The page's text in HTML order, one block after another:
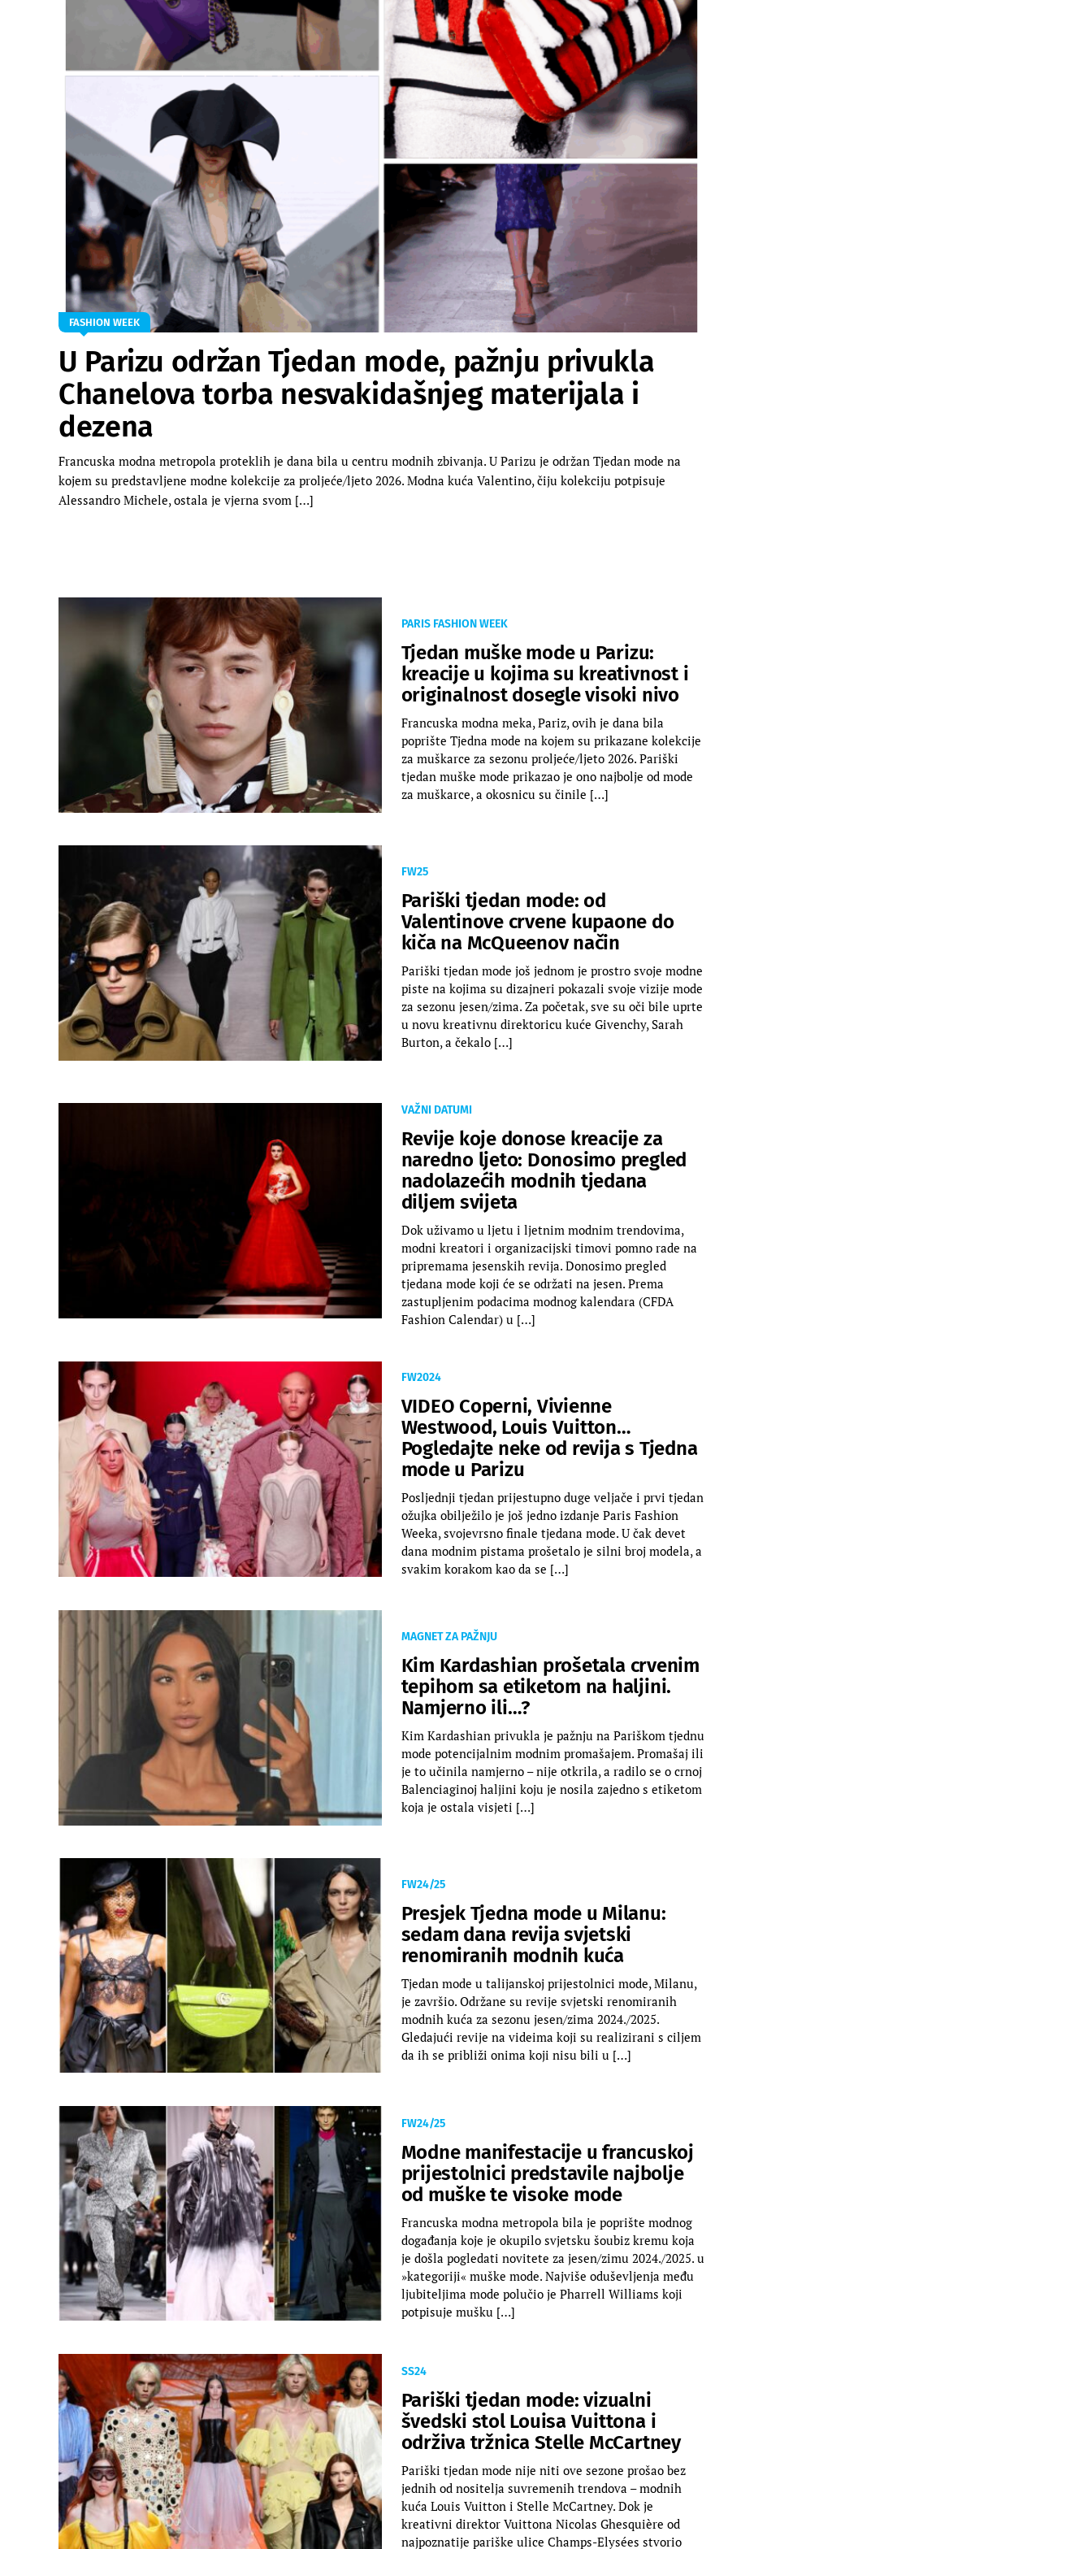
FASHION WEEK
U Parizu održan Tjedan mode, pažnju privukla
Chanelova torba nesvakidašnjeg materijala i
dezena
Francuska modna metropola proteklih je dana bila u centru modnih zbivanja. U Parizu je održan Tjedan mode na
kojem su predstavljene modne kolekcije za proljeće/ljeto 2026. Modna kuća Valentino, čiju kolekciju potpisuje
Alessandro Michele, ostala je vjerna svom […]
PARIS FASHION WEEK
Tjedan muške mode u Parizu:
kreacije u kojima su kreativnost i
originalnost dosegle visoki nivo
Francuska modna meka, Pariz, ovih je dana bila
poprište Tjedna mode na kojem su prikazane kolekcije
za muškarce za sezonu proljeće/ljeto 2026. Pariški
tjedan muške mode prikazao je ono najbolje od mode
za muškarce, a okosnicu su činile […]
FW25
Pariški tjedan mode: od
Valentinove crvene kupaone do
kiča na McQueenov način
Pariški tjedan mode još jednom je prostro svoje modne
piste na kojima su dizajneri pokazali svoje vizije mode
za sezonu jesen/zima. Za početak, sve su oči bile uprte
u novu kreativnu direktoricu kuće Givenchy, Sarah
Burton, a čekalo […]
VAŽNI DATUMI
Revije koje donose kreacije za
naredno ljeto: Donosimo pregled
nadolazećih modnih tjedana
diljem svijeta
Dok uživamo u ljetu i ljetnim modnim trendovima,
modni kreatori i organizacijski timovi pomno rade na
pripremama jesenskih revija. Donosimo pregled
tjedana mode koji će se održati na jesen. Prema
zastupljenim podacima modnog kalendara (CFDA
Fashion Calendar) u […]
FW2024
VIDEO Coperni, Vivienne
Westwood, Louis Vuitton…
Pogledajte neke od revija s Tjedna
mode u Parizu
Posljednji tjedan prijestupno duge veljače i prvi tjedan
ožujka obilježilo je još jedno izdanje Paris Fashion
Weeka, svojevrsno finale tjedana mode. U čak devet
dana modnim pistama prošetalo je silni broj modela, a
svakim korakom kao da se […]
MAGNET ZA PAŽNJU
Kim Kardashian prošetala crvenim
tepihom sa etiketom na haljini.
Namjerno ili…?
Kim Kardashian privukla je pažnju na Pariškom tjednu
mode potencijalnim modnim promašajem. Promašaj ili
je to učinila namjerno – nije otkrila, a radilo se o crnoj
Balenciaginoj haljini koju je nosila zajedno s etiketom
koja je ostala visjeti […]
FW24/25
Presjek Tjedna mode u Milanu:
sedam dana revija svjetski
renomiranih modnih kuća
Tjedan mode u talijanskoj prijestolnici mode, Milanu,
je završio. Održane su revije svjetski renomiranih
modnih kuća za sezonu jesen/zima 2024./2025.
Gledajući revije na videima koji su realizirani s ciljem
da ih se približi onima koji nisu bili u […]
FW24/25
Modne manifestacije u francuskoj
prijestolnici predstavile najbolje
od muške te visoke mode
Francuska modna metropola bila je poprište modnog
događanja koje je okupilo svjetsku šoubiz kremu koja
je došla pogledati novitete za jesen/zimu 2024./2025. u
»kategoriji« muške mode. Najviše oduševljenja među
ljubiteljima mode polučio je Pharrell Williams koji
potpisuje mušku […]
SS24
Pariški tjedan mode: vizualni
švedski stol Louisa Vuittona i
održiva tržnica Stelle McCartney
Pariški tjedan mode nije niti ove sezone prošao bez
jednih od nositelja suvremenih trendova – modnih
kuća Louis Vuitton i Stelle McCartney. Dok je
kreativni direktor Vuittona Nicolas Ghesquière od
najpoznatije pariške ulice Champs-Elysées stvorio